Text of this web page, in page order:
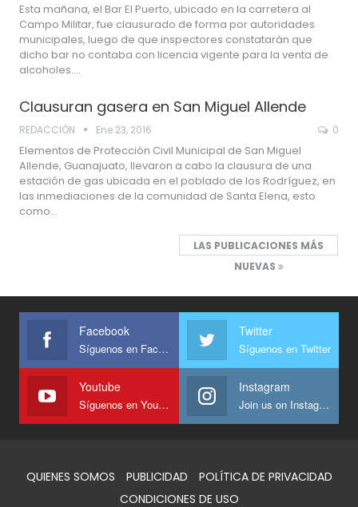
Esta mañana, el Bar El Puerto, ubicado en la carretera al
Campo Militar, fue clausurado de forma por autoridades
municipales, luego de que inspectores constatarán que
dicho bar no contaba con licencia vigente para la venta de
alcoholes.…
Clausuran gasera en San Miguel Allende
REDACCIÓN Ene 23, 2016 0
Elementos de Protección Civil Municipal de San Miguel
Allende, Guanajuato, llevaron a cabo la clausura de una
estación de gas ubicada en el poblado de los Rodríguez, en
las inmediaciones de la comunidad de Santa Elena, esto
como…
LAS PUBLICACIONES MÁS
NUEVAS
Facebook
Síguenos en Facebook
Twitter
Síguenos en Twitter
Youtube
Síguenos en Youtube
Instagram
Join us on Instagram
QUIENES SOMOS PUBLICIDAD
POLÍTICA DE PRIVACIDAD
CONDICIONES DE USO